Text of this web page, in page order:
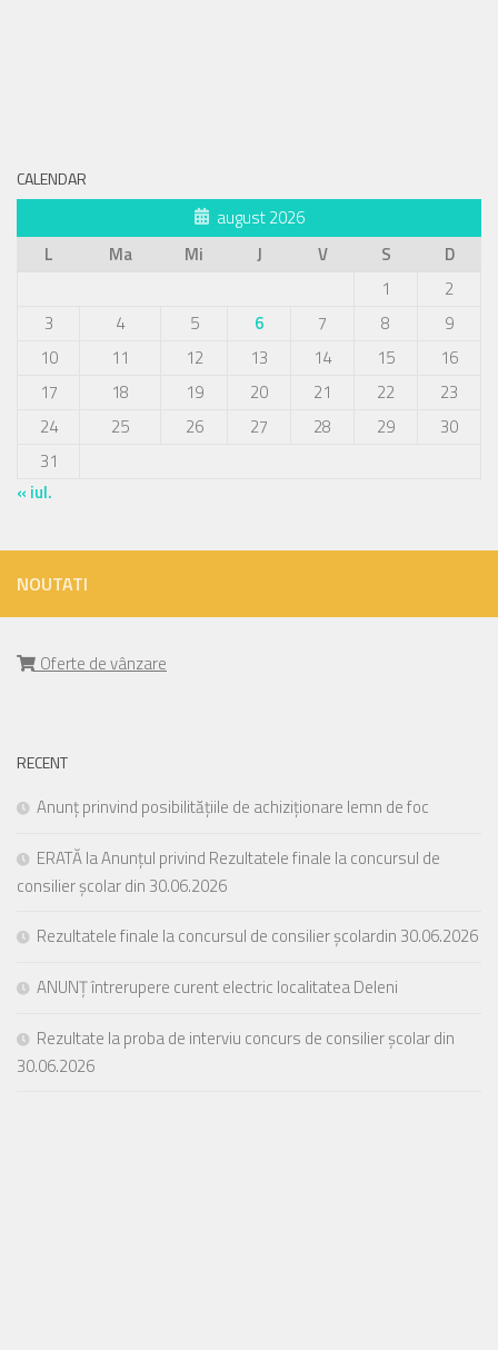
CALENDAR
august 2026
L
Ma Mi J V S
D
1
2
3
4 5 6 7 8
9
10
11 12 13 14 15
16
17
18 19 20 21 22
23
24
25 26 27 28 29
30
31
« iul.
NOUTATI
Oferte de vânzare
RECENT
Anunț prinvind posibilitățiile de achiziționare lemn de foc
ERATĂ la Anunțul privind Rezultatele finale la concursul de
consilier școlar din 30.06.2026
Rezultatele finale la concursul de consilier școlardin 30.06.2026
ANUNȚ întrerupere curent electric localitatea Deleni
Rezultate la proba de interviu concurs de consilier școlar din
30.06.2026